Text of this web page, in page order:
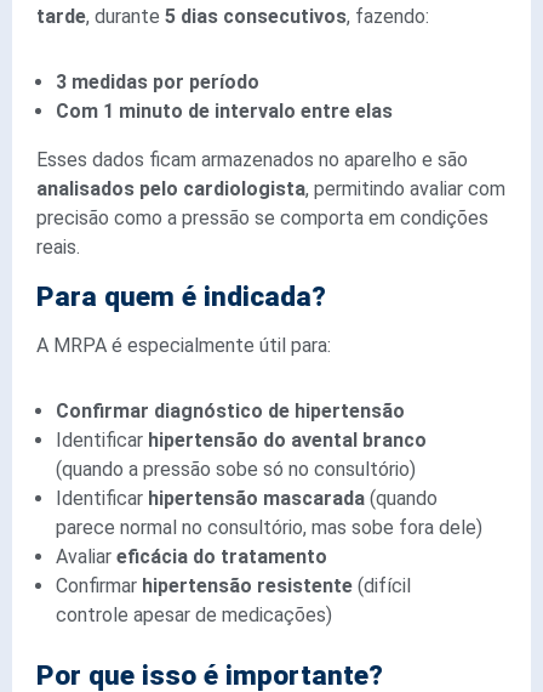
tarde, durante 5 dias consecutivos, fazendo:
3 medidas por período
Com 1 minuto de intervalo entre elas
Esses dados ficam armazenados no aparelho e são
analisados pelo cardiologista, permitindo avaliar com
precisão como a pressão se comporta em condições
reais.
Para quem é indicada?
A MRPA é especialmente útil para:
Confirmar diagnóstico de hipertensão
Identificar hipertensão do avental branco
(quando a pressão sobe só no consultório)
Identificar hipertensão mascarada (quando
parece normal no consultório, mas sobe fora dele)
Avaliar eficácia do tratamento
Confirmar hipertensão resistente (difícil
controle apesar de medicações)
Por que isso é importante?